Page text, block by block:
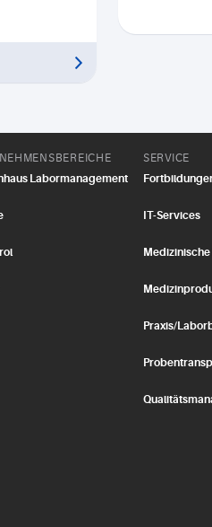
Labormanagement
SERVICE
IT-Services
Praxis/